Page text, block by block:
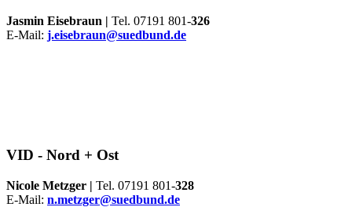
Jasmin Eisebraun | Tel. 07191 801-326
E-Mail: j.eisebraun@suedbund.de
VID - Nord + Ost
Nicole Metzger | Tel. 07191 801-328
E-Mail: n.metzger@suedbund.de